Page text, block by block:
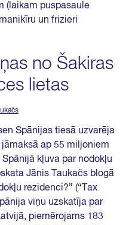
(laikam puspasaule
un frizieri
no Šakiras
lietas
Spānijas tiesā uzvarēja
ap 55 miljoniem
kļuva par nodokļu
Jānis Taukačs blogā
rezidenci?” (“Tax
viņu uzskatīja par
piemērojams 183